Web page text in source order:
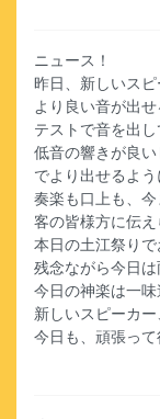
ニュース！
昨日、新しいスピ
より良い音が出
テストで音を出し
低音の響きが良
でより出せるよう
奏楽も口上も、
客の皆様方に伝え
本日の土江祭りで
残念ながら今日は
今日の神楽は一味
新しいスピーカ
今日も、頑張って